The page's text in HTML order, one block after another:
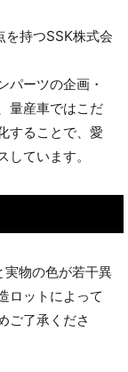
を持つSSK株式会
パーツの企画・
量産車ではこだ
することで、愛
ています。
実物の色が若干異
ロットによって
ご了承くださ